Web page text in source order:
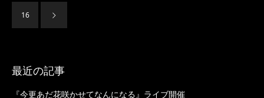
16
最近の記事
『今更あだ花咲かせてなんになる』ライブ開催